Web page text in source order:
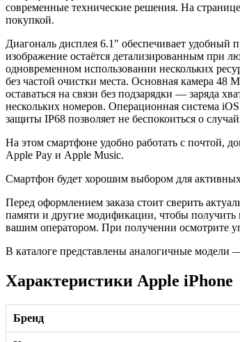
современные технические решения. На
покупкой.
Диагональ дисплея 6.1" обеспечивает удобный
изображение остаётся детализированным при
одновременном использовании нескольких
без частой очистки места. Основная камера
оставаться на связи без подзарядки — заряда
нескольких номеров. Операционная система
защиты IP68 позволяет не беспокоиться о
На этом смартфоне удобно работать с почтой,
Apple Pay и Apple Music.
Смартфон будет хорошим выбором для
Перед оформлением заказа стоит сверить
памяти и другие модификации, чтобы
вашим оператором. При получении осмотрите
В каталоге представлены аналогичные модели
Характеристики Apple iPhone
Бренд